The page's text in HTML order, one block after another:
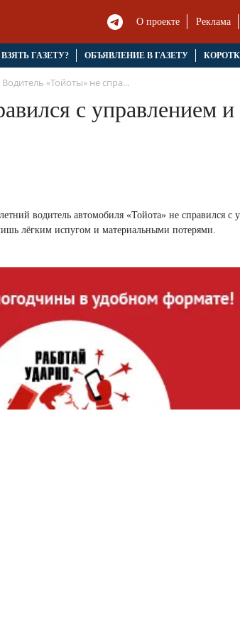
О проекте Реклама
ГАЗЕТУ? ОБЪЯВЛЕНИЕ В ГАЗЕТУ
Водитель «Тойоты» не спра...
с управлением
водитель автомобиля «Тойота» не справился с
лёгким испугом и материальными потерями.